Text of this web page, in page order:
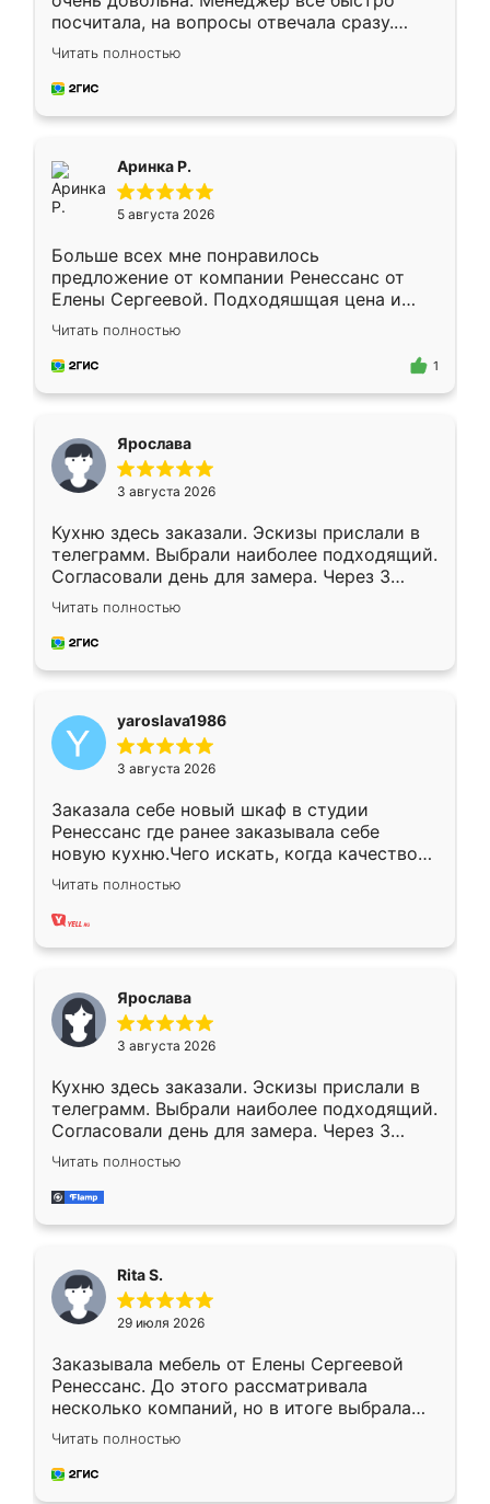
посчитала, на вопросы отвечала сразу.
Замерщик приехал в субботу, подошёл к
делу со всей ответственностью. Собрали
за день, ребята работали аккуратно, даже
Читать полностью
Аринка Р.
5 августа 2026
Больше всех мне понравилось
предложение от компании Ренессанс от
Елены Сергеевой. Подходяшщая цена и
короткие сроки изготовления. Приехавший
для замера сотрудник Владислав
предложил по моему эскизу самый
Читать полностью
1
Ярослава
3 августа 2026
Кухню здесь заказали. Эскизы прислали в
телеграмм. Выбрали наиболее подходящий.
Согласовали день для замера. Через 3
недели кухня была уже готова. Остались
довольны работой. Спасибо Ренессанс
мебель за качественную работу!
Читать полностью
yaroslava1986
3 августа 2026
Заказала себе новый шкаф в студии
Ренессанс где ранее заказывала себе
новую кухню.Чего искать, когда качеством
вполне довольна. Служит кухня уже почти
два года, нареканий нет.
Читать полностью
Ярослава
3 августа 2026
Кухню здесь заказали. Эскизы прислали в
телеграмм. Выбрали наиболее подходящий.
Согласовали день для замера. Через 3
недели кухня была уже готова. Остались
довольны работой. Спасибо Ренессанс
мебель за качественную работу!
Читать полностью
Rita S.
29 июля 2026
Заказывала мебель от Елены Сергеевой
Ренессанс. До этого рассматривала
несколько компаний, но в итоге выбрала
эту. Сначала обговорили условия, потом
приехал замерщик, всё спокойно объяснил
и снял размеры. Изготовили в срок, с
Читать полностью